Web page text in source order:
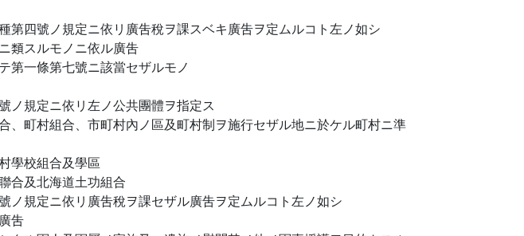
第四號ノ規定ニ依リ廣吿稅ヲ課スベキ廣吿ヲ定ムルコト左ノ如シ
類スルモノニ依ル廣吿
第一條第七號ニ該當セザルモノ
ノ規定ニ依リ左ノ公共團體ヲ指定ス
、町村組合、市町村內ノ區及町村制ヲ施行セザル地ニ於ケル町村ニ準
學校組合及學區
合及北海道土功組合
ノ規定ニ依リ廣吿稅ヲ課セザル廣吿ヲ定ムルコト左ノ如シ
吿